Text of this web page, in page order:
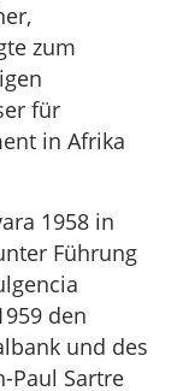
zum
für
in Afrika
1958 in
Führung
den
und des
Paul Sartre